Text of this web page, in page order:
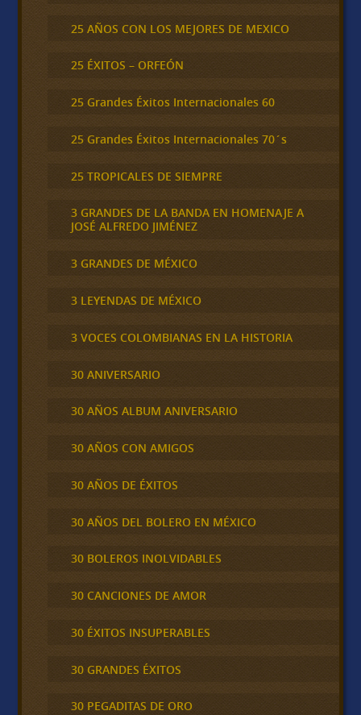
25 AÑOS CON LOS MEJORES DE MEXICO
25 ÉXITOS – ORFEÓN
25 Grandes Éxitos Internacionales 60
25 Grandes Éxitos Internacionales 70´s
25 TROPICALES DE SIEMPRE
3 GRANDES DE LA BANDA EN HOMENAJE A
JOSÉ ALFREDO JIMÉNEZ
3 GRANDES DE MÉXICO
3 LEYENDAS DE MÉXICO
3 VOCES COLOMBIANAS EN LA HISTORIA
30 ANIVERSARIO
30 AÑOS ALBUM ANIVERSARIO
30 AÑOS CON AMIGOS
30 AÑOS DE ÉXITOS
30 AÑOS DEL BOLERO EN MÉXICO
30 BOLEROS INOLVIDABLES
30 CANCIONES DE AMOR
30 ÉXITOS INSUPERABLES
30 GRANDES ÉXITOS
30 PEGADITAS DE ORO